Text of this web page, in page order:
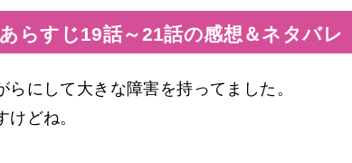
らすじ19話～21話の感想＆ネタバレ
にして大きな障害を持ってました。
どね。